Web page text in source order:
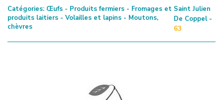
Catégories: Œufs - Produits fermiers - Fromages et
produits laitiers - Volailles et lapins - Moutons,
chèvres
Saint Julien
De Coppel -
63